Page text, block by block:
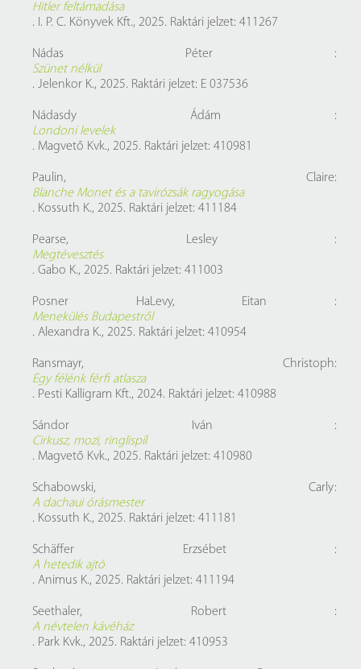
Hitler feltámadása
. I. P. C. Könyvek Kft., 2025. Raktári jelzet: 411267
Nádas Péter :
Szünet nélkül
. Jelenkor K., 2025. Raktári jelzet: E 037536
Nádasdy Ádám :
Londoni levelek
. Magvető Kvk., 2025. Raktári jelzet: 410981
Paulin, Claire:
Blanche Monet és a tavirózsák ragyogása
. Kossuth K., 2025. Raktári jelzet: 411184
Pearse, Lesley :
Megtévesztés
. Gabo K., 2025. Raktári jelzet: 411003
Posner HaLevy, Eitan :
Menekülés Budapestről
. Alexandra K., 2025. Raktári jelzet: 410954
Ransmayr, Christoph:
Egy félénk férfi atlasza
. Pesti Kalligram Kft., 2024. Raktári jelzet: 410988
Sándor Iván :
Cirkusz, mozi, ringlispíl
. Magvető Kvk., 2025. Raktári jelzet: 410980
Schabowski, Carly:
A dachaui órásmester
. Kossuth K., 2025. Raktári jelzet: 411181
Schäffer Erzsébet :
A hetedik ajtó
. Animus K., 2025. Raktári jelzet: 411194
Seethaler, Robert :
A névtelen kávéház
. Park Kvk., 2025. Raktári jelzet: 410953